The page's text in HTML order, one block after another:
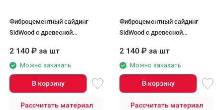
Фиброцементный сайдинг
SidWood с древесной
2 140 ₽ за шт
Можно заказать
В корзину
Рассчитать материал
Фиброцементный сайдинг
SidWood с древесной
2 140 ₽ за шт
Можно заказать
В корзину
Рассчитать материал